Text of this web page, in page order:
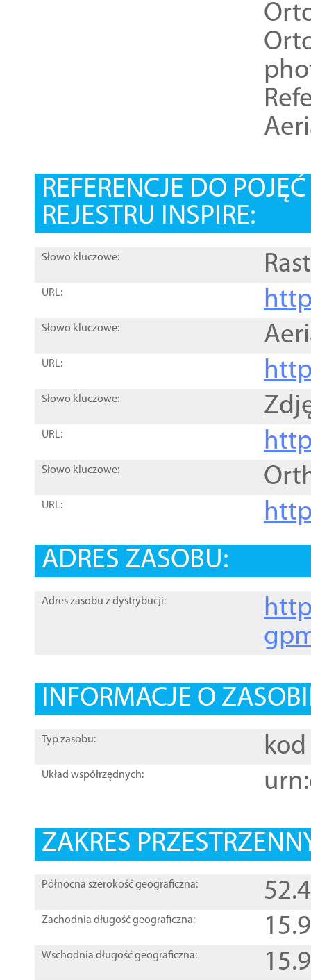
REFERENCJE DO
REJESTRU INSPIRE:
Słowo kluczowe:
URL:
Słowo kluczowe:
URL:
Słowo kluczowe:
URL:
Słowo kluczowe:
URL:
ADRES ZASOBU:
Adres zasobu z dystrybucji:
INFORMACJE O
Typ zasobu: kod
Układ współrzędnych:
ZAKRES
Północna szerokość geograficzna:
Zachodnia długość geograficzna:
Wschodnia długość geograficzna: